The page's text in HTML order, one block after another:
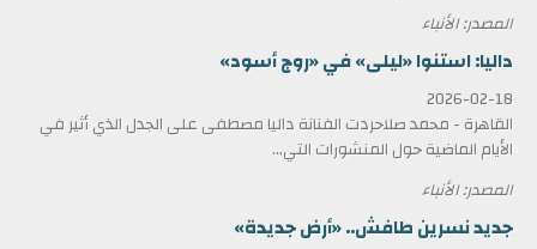
المصدر: الأنباء
داليا: استنوا «ليلى» في «روج أسود»
2026-02-18
القاهرة - محمد صلاحردت الفنانة داليا مصطفى على الجدل الذي أثير في
الأيام الماضية حول المنشورات التي...
المصدر: الأنباء
جديد نسرين طافش.. «أرض جديدة»